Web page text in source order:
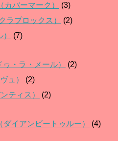
バーマーク）
(3)
ラプロックス）
(2)
(7)
・ラ・メール）
(2)
ュ）
(2)
ティス）
(2)
イアンビートゥルー）
(4)